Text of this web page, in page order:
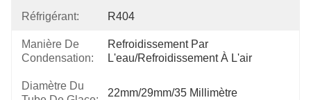
Réfrigérant: R404
Manière De
Condensation:
Refroidissement Par
L'eau/refroidissement À L'air
Diamètre Du
22mm/29mm/35 Millimètre